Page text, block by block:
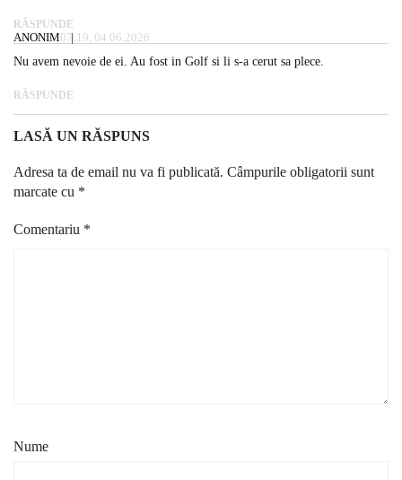
RĂSPUNDE
ANONIM07:19, 04.06.2026
Nu avem nevoie de ei. Au fost in Golf si li s-a cerut sa plece.
RĂSPUNDE
LASĂ UN RĂSPUNS
Adresa ta de email nu va fi publicată. Câmpurile obligatorii sunt
marcate cu *
Comentariu *
Nume